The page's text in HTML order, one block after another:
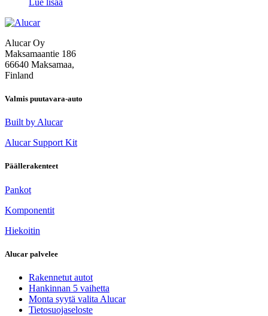
Alucar Oy
Maksamaantie 186
66640 Maksamaa,
Finland
Valmis puutavara-auto
Built by Alucar
Alucar Support Kit
Päällerakenteet
Pankot
Komponentit
Hiekoitin
Alucar palvelee
Rakennetut autot
Hankinnan 5 vaihetta
Monta syytä valita Alucar
Tietosuojaseloste